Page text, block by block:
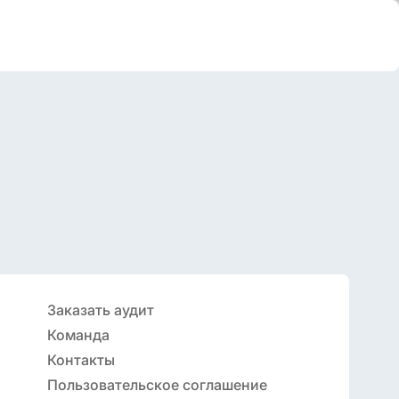
Заказать аудит
Команда
Контакты
Пользовательское соглашение